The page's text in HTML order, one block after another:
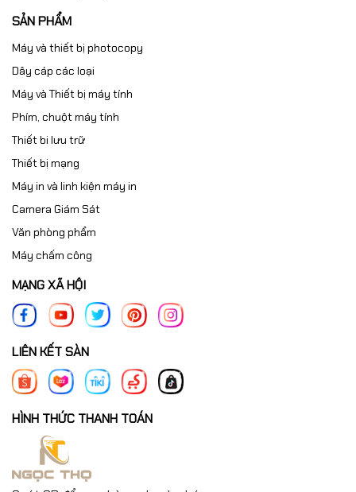
SẢN PHẨM
Máy và thiết bị photocopy
Dây cáp các loại
Máy và Thiết bị máy tính
Phím, chuột máy tính
Thiết bi lưu trữ
Thiết bị mạng
Máy in và linh kiện máy in
Camera Giám Sát
Văn phòng phẩm
Máy chấm công
MẠNG XÃ HỘI
LIÊN KẾT SÀN
HÌNH THỨC THANH TOÁN